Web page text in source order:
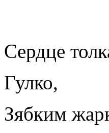
Сердце
Гулко,
Зябким